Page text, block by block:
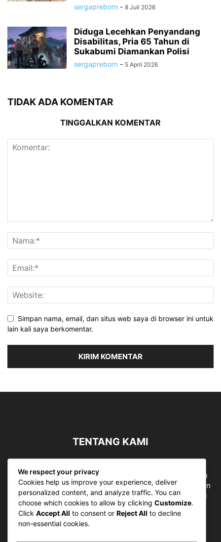
sergapreborn - 8 Juli 2026
Diduga Lecehkan Penyandang
Disabilitas, Pria 65 Tahun di
Sukabumi Diamankan Polisi
sergapreborn - 5 April 2026
TIDAK ADA KOMENTAR
TINGGALKAN KOMENTAR
Simpan nama, email, dan situs web saya di browser ini untuk
lain kali saya berkomentar.
TENTANG KAMI
bergerak di ruang jurnalistik, sebagai entitas pemberian
ruang Publik, Media merupakan literasi mutlak diperlukan
sebagai kemampuan dasar berpikir kritis untuk hidup di
abad informasi.
Hubungi kami:
We respect your privacy
Cookies help us improve your experience, deliver
personalized content, and analyze traffic. You can
choose which cookies to allow by clicking Customize.
Click Accept All to consent or Reject All to decline
non-essential cookies.